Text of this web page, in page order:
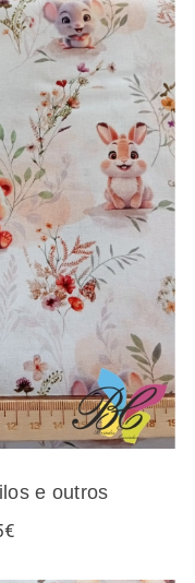
through
7.50€
e outros
e outros
€Price